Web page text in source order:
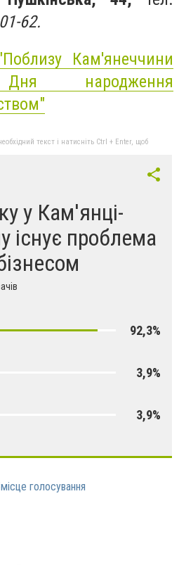
62.
Кам'янеччини
Дня народження
текст і натисніть Ctrl + Enter, щоб
у Кам'янці-
існує проблема
92,3%
3,9%
3,9%
голосування